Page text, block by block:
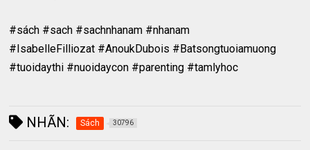
#sách #sach #sachnhanam #nhanam
#IsabelleFilliozat #AnoukDubois #Batsongtuoiamuong
#tuoidaythi #nuoidaycon #parenting #tamlyhoc
NHÃN: Sách 30796